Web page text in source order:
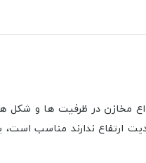
مخازن در ظرفیت ها و
ارتفاع ندارند مناسب